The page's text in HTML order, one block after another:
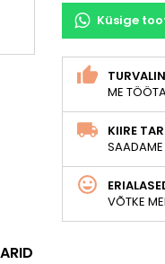
Küsige
ME
KIIRE
VÕTKE